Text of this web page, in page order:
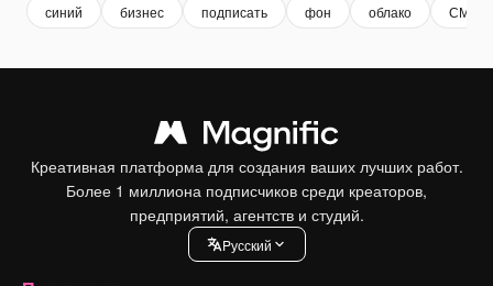
синий бизнес подписать фон облако СМИ
Креативная платформа для создания ваших лучших работ.
Более 1 миллиона подписчиков среди креаторов,
предприятий, агентств и студий.
Pусский